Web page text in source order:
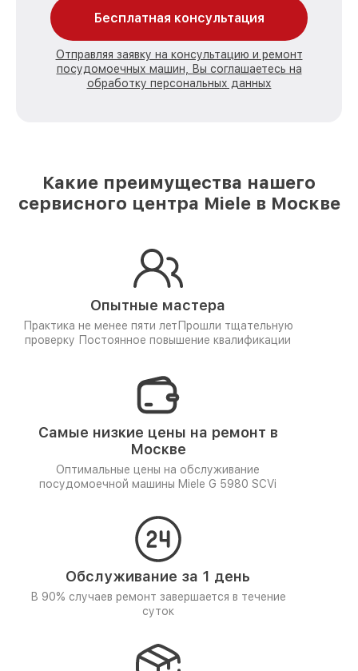
Бесплатная консультация
Отправляя заявку на консультацию и ремонт
посудомоечных машин, Вы соглашаетесь на
обработку персональных данных
Какие преимущества нашего
сервисного центра Miele в Москве
Опытные мастера
Практика не менее пяти лет Прошли тщательную
проверку Постоянное повышение квалификации
Самые низкие цены на ремонт в
Москве
Оптимальные цены на обслуживание
посудомоечной машины Miele G 5980 SCVi
Обслуживание за 1 день
В 90% случаев ремонт завершается в течение
суток